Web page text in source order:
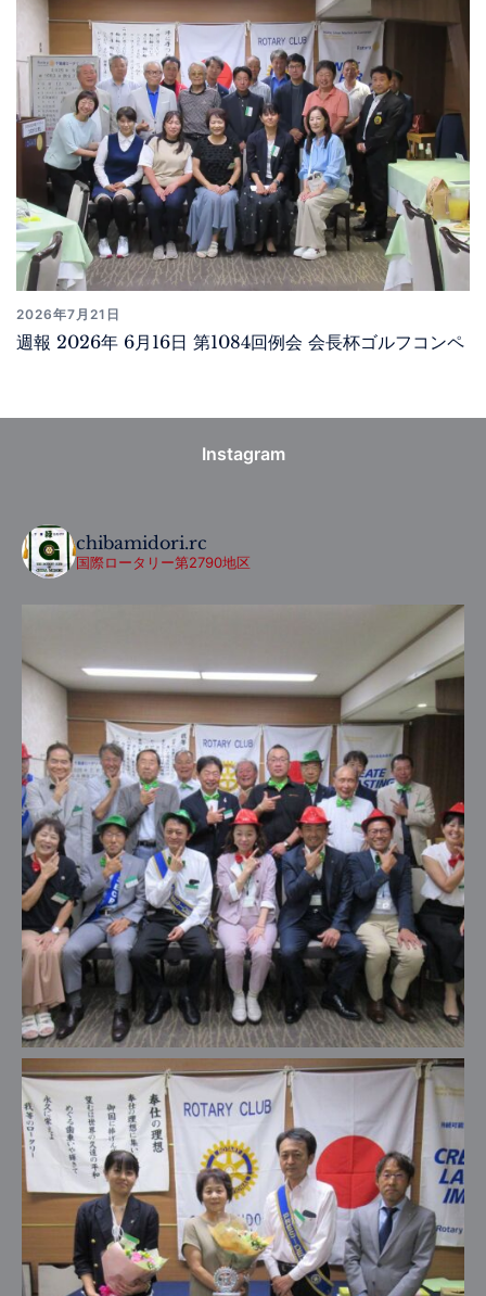
2026年7月21日
週報 2026年 6月16日 第1084回例会 会長杯ゴルフコンペ
Instagram
chibamidori.rc
国際ロータリー第2790地区